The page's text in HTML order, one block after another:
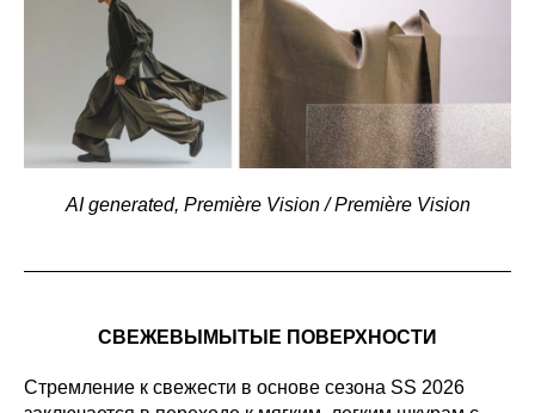
AI generated, Première Vision / Première Vision
СВЕЖЕВЫМЫТЫЕ ПОВЕРХНОСТИ
Стремление к свежести в основе сезона SS 2026